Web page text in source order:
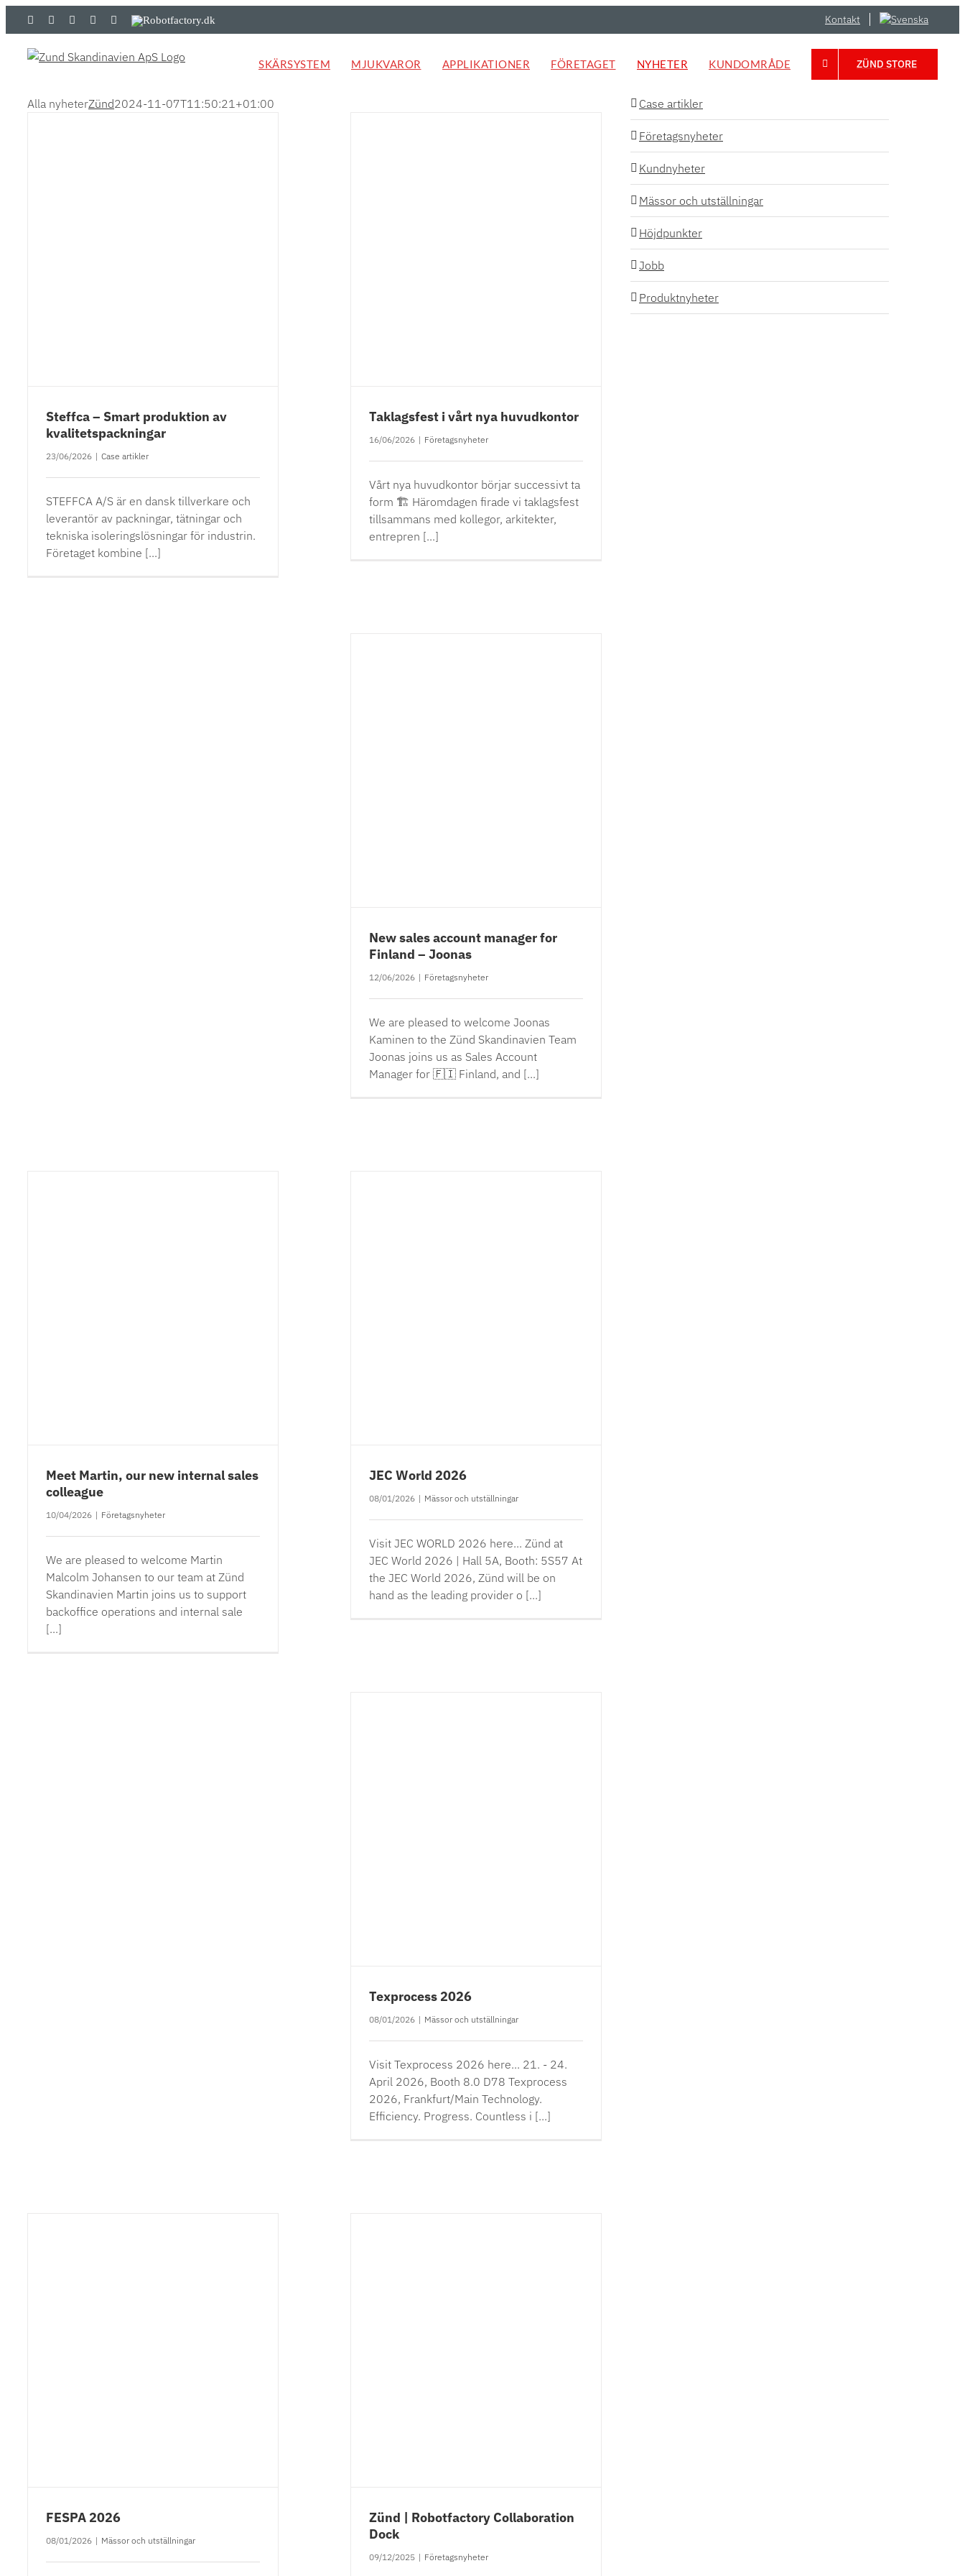
to
content
LinkedInYouTube
Flickr Email Zünd
Store
Robotfactory.dk Kontakt
SKÄRSYSTEM MJUKVAROR APPLIKATIONER FÖRETAGET NYHETER KUNDOMRÅDE ZÜND STORE
Alla nyheterZünd2024-11-07T11:50:21+01:00
Steffca – Smart produktion av
kvalitetspackningar
23/06/2026 | Case artikler
STEFFCA A/S är en dansk tillverkare och
leverantör av packningar, tätningar och
tekniska isoleringslösningar för industrin.
Företaget kombine [...]
Taklagsfest i vårt nya huvudkontor
16/06/2026 | Företagsnyheter
Vårt nya huvudkontor börjar successivt ta
form 🏗️ Häromdagen firade vi taklagsfest
tillsammans med kollegor, arkitekter,
entrepren [...]
New sales account manager for
Finland – Joonas
12/06/2026 | Företagsnyheter
We are pleased to welcome Joonas
Kaminen to the Zünd Skandinavien Team
Joonas joins us as Sales Account
Manager for 🇫🇮 Finland, and [...]
Meet Martin, our new internal sales
colleague
10/04/2026 | Företagsnyheter
We are pleased to welcome Martin
Malcolm Johansen to our team at Zünd
Skandinavien Martin joins us to support
backoffice operations and internal sale
[...]
JEC World 2026
08/01/2026 | Mässor och utställningar
Visit JEC WORLD 2026 here... Zünd at
JEC World 2026 | Hall 5A, Booth: 5S57 At
the JEC World 2026, Zünd will be on
hand as the leading provider o [...]
Texprocess 2026
08/01/2026 | Mässor och utställningar
Visit Texprocess 2026 here... 21. - 24.
April 2026, Booth 8.0 D78 Texprocess
2026, Frankfurt/Main Technology.
Efficiency. Progress. Countless i [...]
FESPA 2026
08/01/2026 | Mässor och utställningar
Zünd | Robotfactory Collaboration
Dock
09/12/2025 | Företagsnyheter
Case artikler
Företagsnyheter
Kundnyheter
Mässor och utställningar
Höjdpunkter
Jobb
Produktnyheter